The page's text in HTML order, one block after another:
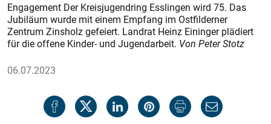
Engagement Der Kreisjugendring Esslingen wird 75. Das
Jubiläum wurde mit einem Empfang im Ostfilderner
Zentrum Zinsholz gefeiert. Landrat Heinz Eininger plädiert
für die offene Kinder- und Jugendarbeit. Von Peter Stotz
06.07.2023